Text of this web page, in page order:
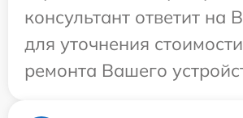
консультант ответит на
для уточнения
ремонта Вашего